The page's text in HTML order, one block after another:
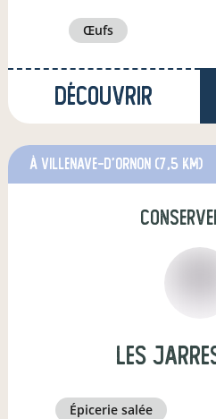
œufs
Découvrir
à Villenave-d'Ornon (7,5 km)
les
épicerie salée